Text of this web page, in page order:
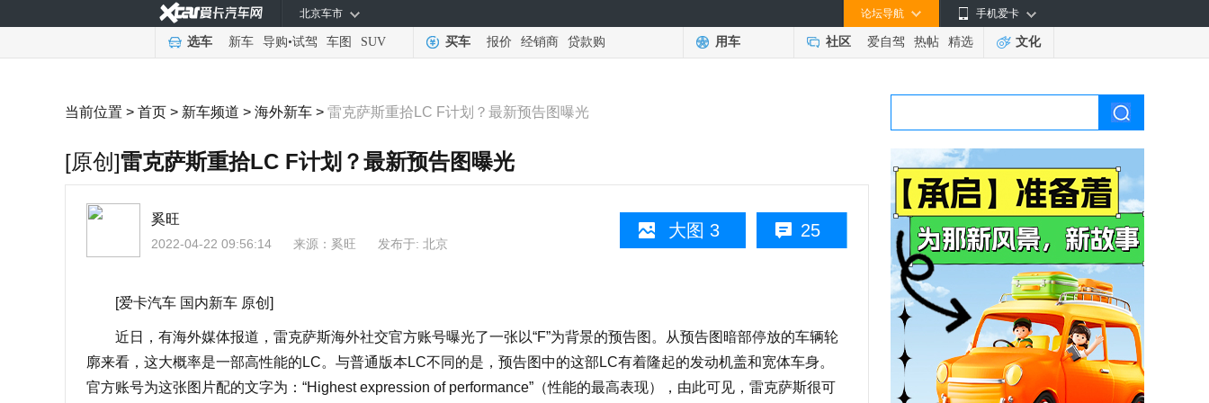
手机爱卡
论坛导航
北京车市
选车 新车 导购•试驾 车图 SUV 买车 报价 经销商 贷款购 用车 社区 爱自驾 热帖 精选 文化
当前位置 > 首页 > 新车频道 > 海外新车 > 雷克萨斯重拾LC F计划？最新预告图曝光
[原创]雷克萨斯重拾LC F计划？最新预告图曝光
25
大图 3
奚旺
2022-04-22 09:56:14 来源： 奚旺 发布于: 北京
[爱卡汽车 国内新车 原创]
近日，有海外媒体报道，雷克萨斯海外社交官方账号曝光了一张以“F”为背景的预告图。从预告图暗部停放的车辆轮
廓来看，这大概率是一部高性能的LC。与普通版本LC不同的是，预告图中的这部LC有着隆起的发动机盖和宽体车身。
官方账号为这张图片配的文字为：“Highest expression of performance”（性能的最高表现），由此可见，雷克萨斯很可